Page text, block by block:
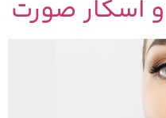
اسکار صورت